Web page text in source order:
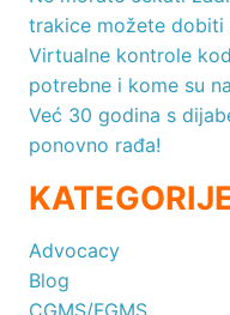
trakice možete dobiti
Virtualne kontrole
potrebne i kome su
Već 30 godina s
ponovno rađa!
Advocacy
Blog
CGMS/FGMS